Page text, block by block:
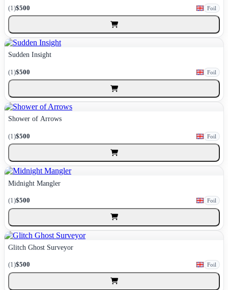
(1)$500 Foil
Sudden Insight
(1)$500 Foil
Shower of Arrows
(1)$500 Foil
Midnight Mangler
(1)$500 Foil
Glitch Ghost Surveyor
(1)$500 Foil